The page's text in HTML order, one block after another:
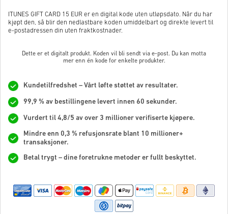
ITUNES GIFT CARD 15 EUR er en digital kode uten utløpsdato. Når du har
kjøpt den, så blir den nedlastbare koden umiddelbart og direkte levert til
e-postadressen din uten fraktkostnader.
Dette er et digitalt produkt. Koden vil bli sendt via e-post. Du kan motta
mer enn én kode for enkelte produkter.
Kundetilfredshet – Vårt løfte støttet av resultater.
99,9 % av bestillingene levert innen 60 sekunder.
Vurdert til 4,8/5 av over 3 millioner verifiserte kjøpere.
Mindre enn 0,3 % refusjonsrate blant 10 millioner+
transaksjoner.
Betal trygt – dine foretrukne metoder er fullt beskyttet.